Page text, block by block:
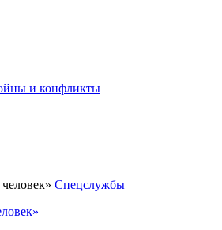
и конфликты
Спецслужбы